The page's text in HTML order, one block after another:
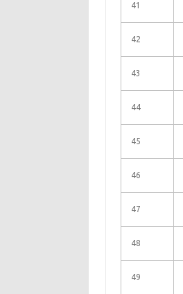
41
42
43
44
45
46
47
48
49